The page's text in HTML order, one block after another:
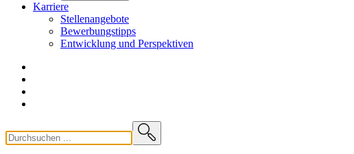
Karriere
Stellenangebote
Bewerbungstipps
Entwicklung und Perspektiven